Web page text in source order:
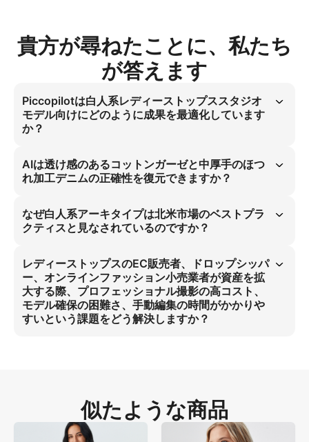
貴方が尋ねたことに、私たち
が答えます
Piccopilotは白人系レディーストップススタジオ
モデル向けにどのように成果を最適化しています
か？
エンド仕様で生成されます。 このソリューションは均一な拡散スタジ
オライトを採用し、プラスチック感を排除して高コスト撮影と時間がか
かる編集を解消します。これはECの本物のビジュアル化において必須
AIは透け感のあるコットンガーゼと中厚手のほつ
れ加工デニムの正確性を復元できますか？
つれ加工デニムを正確にシミュレーションします。 これはファブリッ
ク特性と均一な拡散スタジオライトを同期させることで達成され、高コ
スト撮影の原因となるプラスチック感を排除します。手動編集の時間削
要な課題を解決します。
なぜ白人系アーキタイプは北米市場のベストプラ
クティスと見なされているのですか？
準です。 ピンクスタジオ背景と均一な拡散ライトを備えた3:4比率のフ
ルボディショットは、消費者の信頼を獲得し、アマゾンメインリスティ
ングのコンバージョンを促進する美学的一致性を確保します。これは市
場参入において不可欠です。
レディーストップスのEC販売者、ドロップシッパ
ー、オンラインファッション小売業者が資産を拡
大する際、プロフェッショナル撮影の高コスト、
モデル確保の困難さ、手動編集の時間がかかりや
すいという課題をどう解決しますか？
似たような商品